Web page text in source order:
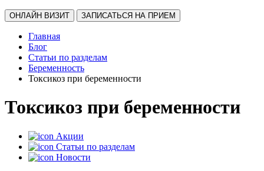
ОНЛАЙН ВИЗИТ ЗАПИСАТЬСЯ НА ПРИЕМ
Главная
Блог
Статьи по разделам
Беременность
Токсикоз при беременности
Токсикоз при беременности
Акции
Статьи по разделам
Новости